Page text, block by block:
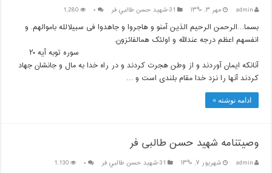
admin مهر ۳, ۱۳۹۰ 31-شهيد حسن طالبي ‏فر ۰ 1,280
بسم‏ا…الرحمن الرحیم الذین آمنو و هاجروا و جاهدوا فی سبیل‏الله باموالهم. و
انفسهم اعظم درجه عندالله و اولئک هم‏الفائزون.
سوره توبه آیه ۲۰
آنانکه ایمان آوردند و از وطن هجرت کردند و در راه خدا به مال و جانشان جهاد
کردند آنها را نزد خدا مقام بلندی است و …
ادامه نوشته »
وصیت‏نامه شهید حسن طالبی فر
admin شهریور ۷, ۱۳۹۰ 31-شهيد حسن طالبي ‏فر ۰ 1,130